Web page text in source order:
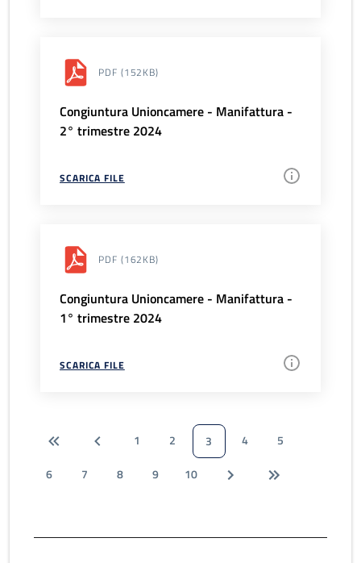
PDF (152KB)
Congiuntura Unioncamere - Manifattura -
2° trimestre 2024
SCARICA FILE
PDF (162KB)
Congiuntura Unioncamere - Manifattura -
1° trimestre 2024
SCARICA FILE
1 2 3 4
5
6
7 8 9 10